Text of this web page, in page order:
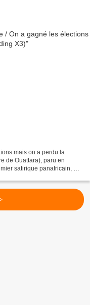
mais on a perdu la
de Ouattara), paru en
satirique panafricain, Le